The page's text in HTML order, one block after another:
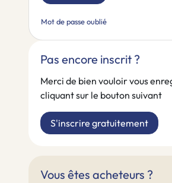
Mot de passe oublié
Pas encore inscrit ?
Merci de bien vouloir vous
cliquant sur le bouton suivant
S'inscrire gratuitement
Vous êtes acheteurs ?